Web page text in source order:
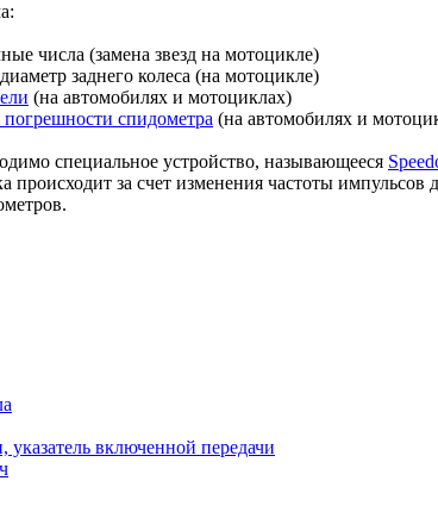
числа (замена звезд на мотоцикле)
заднего колеса (на мотоцикле)
(на автомобилях и мотоциклах)
погрешности спидометра (на автомобилях и
специальное устройство, называющееся
за счет изменения частоты
включенной передачи